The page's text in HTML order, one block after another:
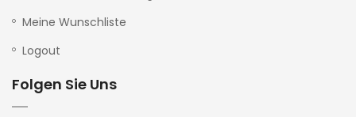
Meine Wunschliste
Logout
Folgen Sie Uns